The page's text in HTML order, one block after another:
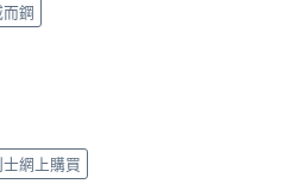
鋼
士網上購買